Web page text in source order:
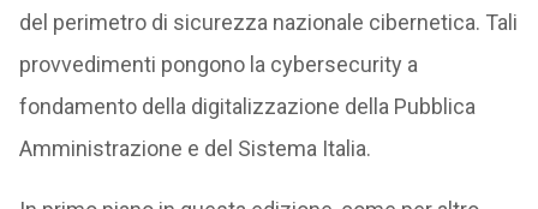
del perimetro di sicurezza nazionale cibernetica. Tali
provvedimenti pongono la cybersecurity a
fondamento della digitalizzazione della Pubblica
Amministrazione e del Sistema Italia.